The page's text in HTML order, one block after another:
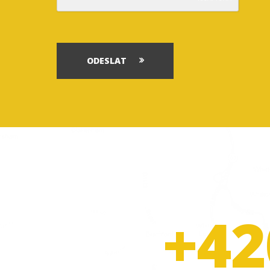
ODESLAT